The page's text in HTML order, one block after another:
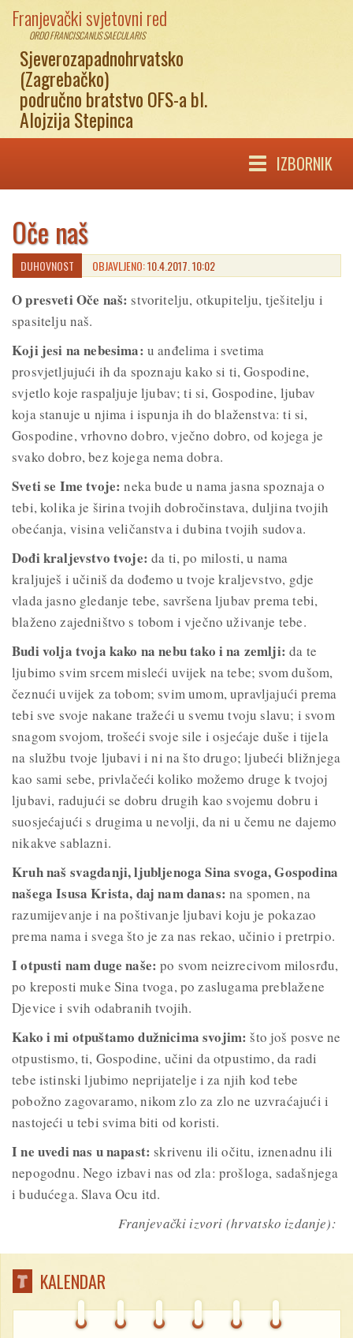
Franjevački svjetovni red
ORDO FRANCISCANUS SAECULARIS
Sjeverozapadnohrvatsko
(Zagrebačko)
područno bratstvo OFS-a bl.
Alojzija Stepinca
IZBORNIK
Oče naš
DUHOVNOST OBJAVLJENO:10.4.2017. 10:02
O presveti Oče naš: stvoritelju, otkupitelju, tješitelju i
spasitelju naš.
Koji jesi na nebesima: u anđelima i svetima
prosvjetljujući ih da spoznaju kako si ti, Gospodine,
svjetlo koje raspaljuje ljubav; ti si, Gospodine, ljubav
koja stanuje u njima i ispunja ih do blaženstva: ti si,
Gospodine, vrhovno dobro, vječno dobro, od kojega je
svako dobro, bez kojega nema dobra.
Sveti se Ime tvoje: neka bude u nama jasna spoznaja o
tebi, kolika je širina tvojih dobročinstava, duljina tvojih
obećanja, visina veličanstva i dubina tvojih sudova.
Dođi kraljevstvo tvoje: da ti, po milosti, u nama
kraljuješ i učiniš da dođemo u tvoje kraljevstvo, gdje
vlada jasno gledanje tebe, savršena ljubav prema tebi,
blaženo zajedništvo s tobom i vječno uživanje tebe.
Budi volja tvoja kako na nebu tako i na zemlji: da te
ljubimo svim srcem misleći uvijek na tebe; svom dušom,
čeznući uvijek za tobom; svim umom, upravljajući prema
tebi sve svoje nakane tražeći u svemu tvoju slavu; i svom
snagom svojom, trošeći svoje sile i osjećaje duše i tijela
na službu tvoje ljubavi i ni na što drugo; ljubeći bližnjega
kao sami sebe, privlačeći koliko možemo druge k tvojoj
ljubavi, radujući se dobru drugih kao svojemu dobru i
suosjećajući s drugima u nevolji, da ni u čemu ne dajemo
nikakve sablazni.
Kruh naš svagdanji, ljubljenoga Sina svoga, Gospodina
našega Isusa Krista, daj nam danas: na spomen, na
razumijevanje i na poštivanje ljubavi koju je pokazao
prema nama i svega što je za nas rekao, učinio i pretrpio.
I otpusti nam duge naše: po svom neizrecivom milosrđu,
po kreposti muke Sina tvoga, po zaslugama preblažene
Djevice i svih odabranih tvojih.
Kako i mi otpuštamo dužnicima svojim: što još posve ne
otpustismo, ti, Gospodine, učini da otpustimo, da radi
tebe istinski ljubimo neprijatelje i za njih kod tebe
pobožno zagovaramo, nikom zlo za zlo ne uzvraćajući i
nastojeći u tebi svima biti od koristi.
I ne uvedi nas u napast: skrivenu ili očitu, iznenadnu ili
nepogodnu. Nego izbavi nas od zla: prošloga, sadašnjega
i budućega. Slava Ocu itd.
Franjevački izvori (hrvatsko izdanje):
KALENDAR